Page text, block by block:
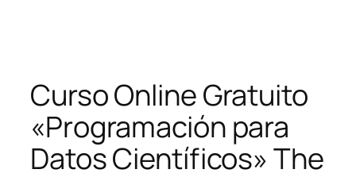
Curso Online Gratuito
«Programación para
Datos Científicos» The